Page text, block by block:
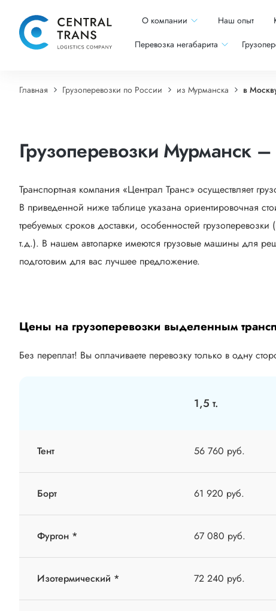
О компании Наш опыт
Перевозка негабарита
Главная Грузоперевозки по России из Мурманска в
Грузоперевозки Мурманск
Транспортная компания «Централ Транс» осуществляет
В приведенной ниже таблице указана ориентировочная
требуемых сроков доставки, особенностей
т.д.). В нашем автопарке имеются грузовые машины для
подготовим для вас лучшее предложение.
Цены на грузоперевозки выделенным
Без переплат! Вы оплачиваете перевозку только в одну
1,5 т.
Тент 56 760 руб.
Борт 61 920 руб.
Фургон * 67 080 руб.
Изотермический * 72 240 руб.